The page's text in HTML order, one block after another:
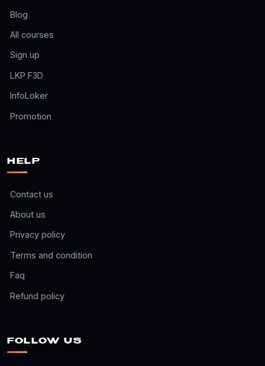
Blog
All courses
Sign up
LKP F3D
InfoLoker
Promotion
HELP
Contact us
About us
Privacy policy
Terms and condition
Faq
Refund policy
FOLLOW US